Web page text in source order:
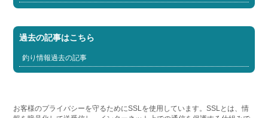
過去の記事はこちら
釣り情報過去の記事
お客様のプライバシーを守るためにSSLを使用しています。SSLとは、情